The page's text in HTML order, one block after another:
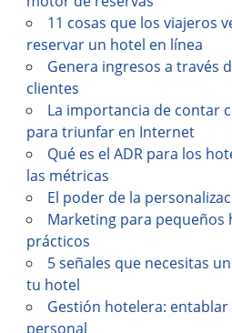
11 cosas que los viajeros
reservar un hotel en línea
Genera ingresos a través
clientes
La importancia de contar
para triunfar en Internet
Qué es el ADR para los
las métricas
El poder de la
Marketing para pequeños
prácticos
5 señales que necesitas
tu hotel
Gestión hotelera:
personal